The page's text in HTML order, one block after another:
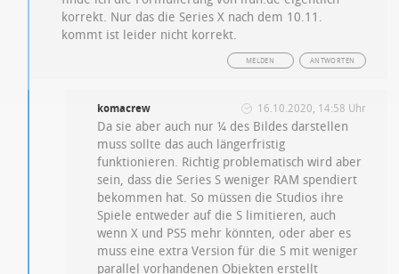
korrekt. Nur das die Series X nach dem 10.11.
kommt ist leider nicht korrekt.
ANTWORTEN
MELDEN
komacrew 16.10.2020, 14:58 Uhr
Da sie aber auch nur ¼ des Bildes darstellen
muss sollte das auch längerfristig
funktionieren. Richtig problematisch wird aber
sein, dass die Series S weniger RAM spendiert
bekommen hat. So müssen die Studios ihre
Spiele entweder auf die S limitieren, auch
wenn X und PS5 mehr könnten, oder aber es
muss eine extra Version für die S mit weniger
parallel vorhandenen Objekten erstellt